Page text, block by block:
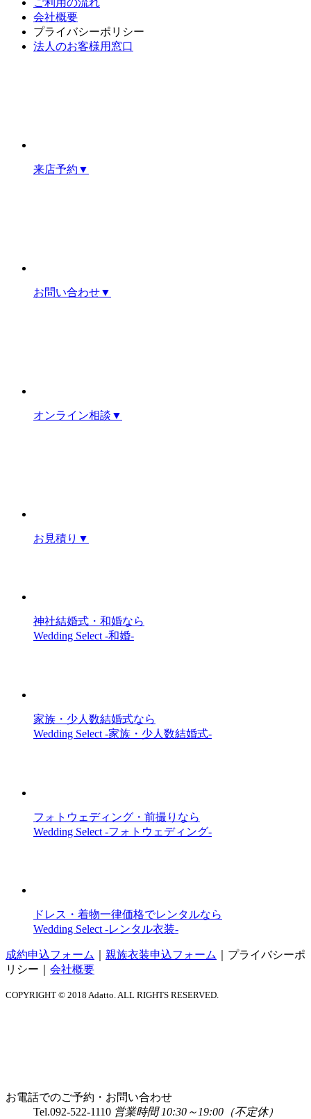
会社概要
プライバシーポリシー
法人のお客様用窓口
来店予約 ▼
お問い合わせ▼
オンライン相談 ▼
お見積り ▼
神社結婚式・和婚なら
Wedding Select -和婚-
家族・少人数結婚式なら
Wedding Select -家族・少人数結婚式-
フォトウェディング・前撮りなら
Wedding Select -フォトウェディング-
ドレス・着物一律価格でレンタルなら
Wedding Select -レンタル衣装-
成約申込フォーム 親族衣装申込フォーム
プライバシーポ
リシー
会社概要
COPYRIGHT © 2018 Adatto. ALL RIGHTS RESERVED.
お電話でのご予約・お問い合わせ
Tel.092-522-1110 営業時間 10:30～19:00（不定休）